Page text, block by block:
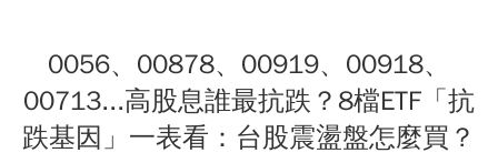
0056、00878、00919、00918、
00713...高股息誰最抗跌？8檔ETF「抗
跌基因」一表看：台股震盪盤怎麼買？